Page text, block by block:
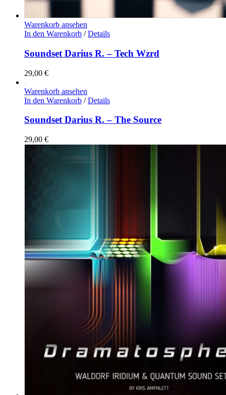
Warenkorb ansehen
In den Warenkorb / Details
Soundset Darius R. – Tech Wzrd
29,00 €
Warenkorb ansehen
In den Warenkorb / Details
Soundset Darius R. – The Source
29,00 €